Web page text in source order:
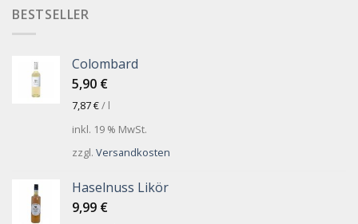
BESTSELLER
Colombard
5,90 €
7,87€/ l
inkl. 19 % MwSt.
zzgl. Versandkosten
Haselnuss Likör
9,99 €